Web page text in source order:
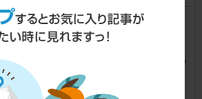
オイル交換
R1 [RJ]
14